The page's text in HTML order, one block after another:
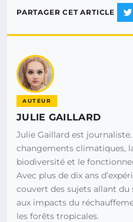
PARTAGER CET ARTICLE
AUTEUR
JULIE GAILLARD
Julie Gaillard est
changements climatiques,
biodiversité et le
Avec plus de dix ans
couvert des sujets allant du
aux impacts du
les forêts tropicales.